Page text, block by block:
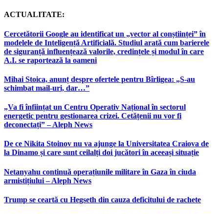
ACTUALITATE:
Cercetătorii Google au identificat un „vector al conștiinței” în
modelele de Inteligență Artificială. Studiul arată cum barierele
de siguranță influențează valorile, credințele și modul în care
A.I. se raportează la oameni
Mihai Stoica, anunț despre ofertele pentru Bîrligea: „S-au
schimbat mail-uri, dar…”
„Va fi înființat un Centru Operativ Național în sectorul
energetic pentru gestionarea crizei. Cetățenii nu vor fi
deconectați” – Aleph News
De ce Nikita Stoinov nu va ajunge la Universitatea Craiova de
la Dinamo și care sunt ceilalți doi jucători în aceeași situație
Netanyahu continuă operațiunile militare în Gaza în ciuda
armistițiului – Aleph News
Trump se ceartă cu Hegseth din cauza deficitului de rachete